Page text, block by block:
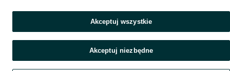
Używane części rolnicze są często atrakcyjnym wyborem ze względu na
Bez względu na to, którą opcję preferujesz, w OLX znajdziesz idealnie
Części do maszyn rolniczych – oryginalne i
Akceptuj wszystkie
Akceptuj niezbędne